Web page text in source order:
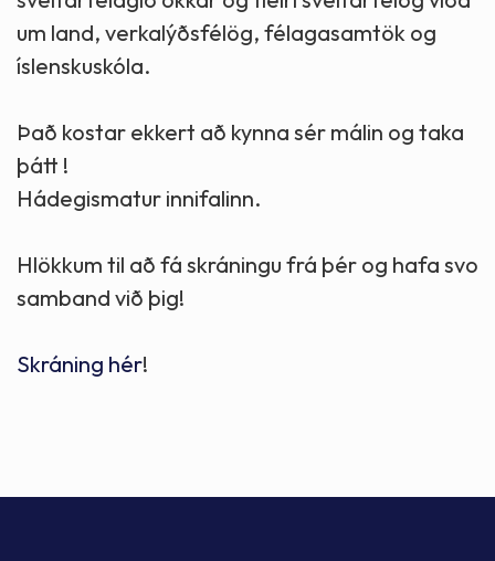
um land, verkalýðsfélög, félagasamtök og
íslenskuskóla.
Það kostar ekkert að kynna sér málin og taka
þátt !
Hádegismatur innifalinn.
Hlökkum til að fá skráningu frá þér og hafa svo
samband við þig!
Skráning hér!